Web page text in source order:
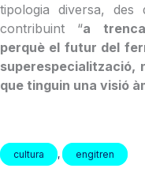
tipologia diversa,
contribuint “a
perquè el futur del
superespecialització,
que tinguin una visió
cultura , engitren